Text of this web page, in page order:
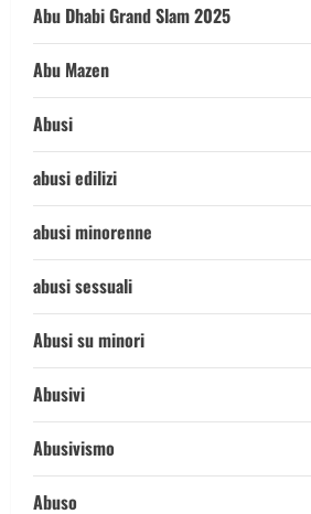
Abu Dhabi Grand Slam 2025
Abu Mazen
Abusi
abusi edilizi
abusi minorenne
abusi sessuali
Abusi su minori
Abusivi
Abusivismo
Abuso